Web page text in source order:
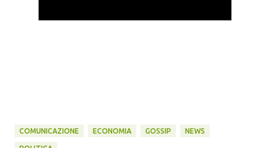
COMUNICAZIONE ECONOMIA GOSSIP NEWS